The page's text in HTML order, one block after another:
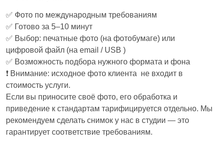
✅ Фото по международным требованиям
✅ Готово за 5–10 минут
✅ Выбор: печатные фото (на фотобумаге) или
цифровой файл (на email / USB )
✅ Возможность подбора нужного формата и фона
❗️ Внимание: исходное фото клиента не входит в
стоимость услуги.
Если вы приносите своё фото, его обработка и
приведение к стандартам тарифицируется отдельно. Мы
рекомендуем сделать снимок у нас в студии — это
гарантирует соответствие требованиям.